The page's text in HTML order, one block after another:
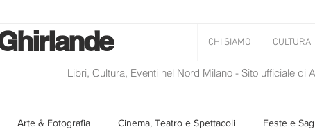
CHI SIAMO CULTURA
Libri, Cultura, Eventi nel Nord Milano - Sito ufficiale di
Arte & Fotografia Cinema, Teatro e Spettacoli Feste e